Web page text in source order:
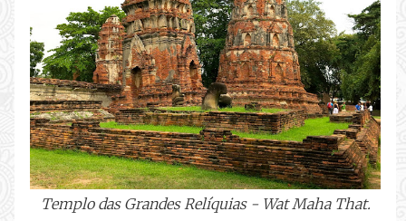
Templo das Grandes Relíquias - Wat Maha That.